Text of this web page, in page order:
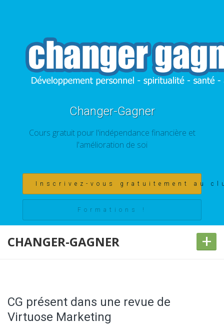
Changer-Gagner
Cours gratuit pour l'indépendance financière et
l'amélioration de soi
Inscrivez-vous gratuitement au
Formations !
CHANGER-GAGNER +
CG présent dans une revue de
Virtuose Marketing